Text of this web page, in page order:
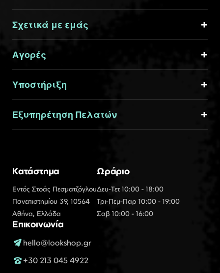
Σχετικά με εμάς
Αγορές
Υποστήριξη
Εξυπηρέτηση Πελατών
Κατάστημα
Εντός Στοάς Πεσματζόγλου
Πανεπιστημίου 39, 10564
Αθήνα, Ελλάδα
Ωράριο
Δευ-Τετ 10:00 - 18:00
Τρι-Πεμ-Παρ 10:00 - 19:00
Σαβ 10:00 - 16:00
Επικοινωνία
hello@lookshop.gr
+30 213 045 4922